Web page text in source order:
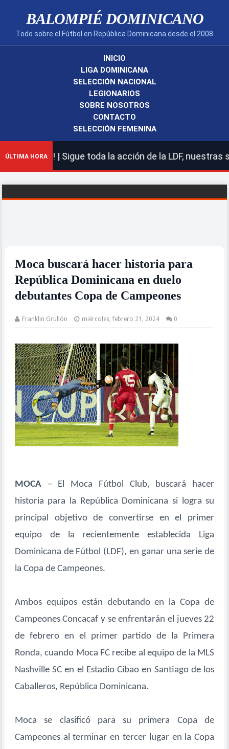
BALOMPIÉ DOMINICANO
Todo sobre el Fútbol en República Dominicana desde el 2008
INICIO
LIGA DOMINICANA
SELECCIÓN NACIONAL
LEGIONARIOS
SOBRE NOSOTROS
CONTACTO
SELECCIÓN FEMENINA
ÚLTIMA HORA
| Sigue toda la acción de la LDF, nuestras
Moca buscará hacer historia para
República Dominicana en duelo
debutantes Copa de Campeones
Franklin Grullón miércoles, febrero 21, 2024 0
MOCA– El Moca Fútbol Club, buscará hacer
historia para la República Dominicana si logra su
principal objetivo de convertirse en el primer
equipo de la recientemente establecida Liga
Dominicana de Fútbol (LDF), en ganar una serie de
la Copa de Campeones.
Ambos equipos están debutando en la Copa de
Campeones Concacaf y se enfrentarán el jueves 22
de febrero en el primer partido de la Primera
Ronda, cuando Moca FC recibe al equipo de la MLS
Nashville SC en el Estadio Cibao en Santiago de los
Caballeros, República Dominicana.
Moca se clasificó para su primera Copa de
Campeones al terminar en tercer lugar en la Copa